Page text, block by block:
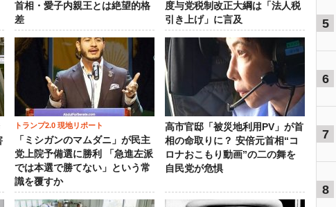
首相・愛子内親王とは絶望的格
差
度与党税制改正大綱は「法人税
引き上げ」に言及
トランプ2.0 現地リポート
「ミシガンのマムダニ」が民主
党上院予備選に勝利 「急進左派
では本選で勝てない」という常
識を覆すか
高市官邸「被災地利用PV」が首
相の命取りに？ 安倍元首相“コ
ロナおこもり動画”の二の舞を
自民党が危惧
5
6
7
8